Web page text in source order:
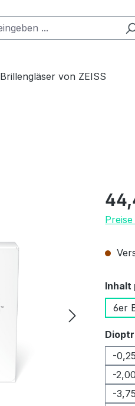
Brillengläser von ZEISS
Inhalt
6er
-0,25
-2,00
-3,75